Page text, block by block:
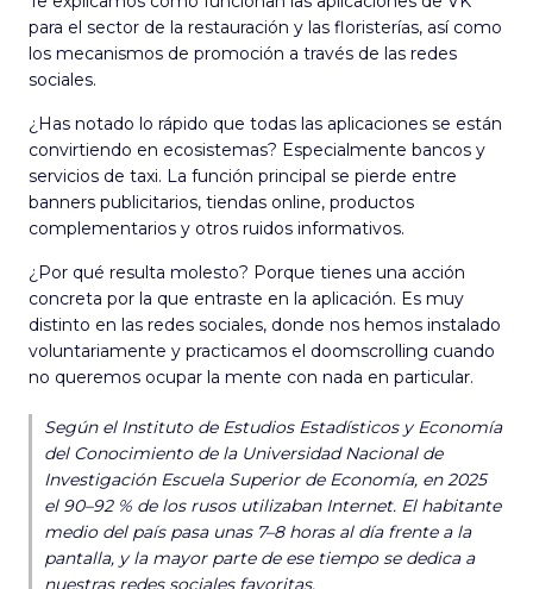
para el sector de la restauración y las floristerías, así como
los mecanismos de promoción a través de las redes
sociales.
¿Has notado lo rápido que todas las aplicaciones se están
convirtiendo en ecosistemas? Especialmente bancos y
servicios de taxi. La función principal se pierde entre
banners publicitarios, tiendas online, productos
complementarios y otros ruidos informativos.
¿Por qué resulta molesto? Porque tienes una acción
concreta por la que entraste en la aplicación. Es muy
distinto en las redes sociales, donde nos hemos instalado
voluntariamente y practicamos el doomscrolling cuando
no queremos ocupar la mente con nada en particular.
Según el Instituto de Estudios Estadísticos y Economía
del Conocimiento de la Universidad Nacional de
Investigación Escuela Superior de Economía, en 2025
el 90–92 % de los rusos utilizaban Internet. El habitante
medio del país pasa unas 7–8 horas al día frente a la
pantalla, y la mayor parte de ese tiempo se dedica a
nuestras redes sociales favoritas.